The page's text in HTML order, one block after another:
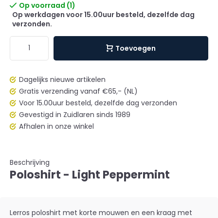
Op voorraad (1)
Op werkdagen voor 15.00uur besteld, dezelfde dag
verzonden.
Toevoegen
Dagelijks nieuwe artikelen
Gratis verzending vanaf €65,- (NL)
Voor 15.00uur besteld, dezelfde dag verzonden
Gevestigd in Zuidlaren sinds 1989
Afhalen in onze winkel
Beschrijving
Poloshirt - Light Peppermint
Lerros poloshirt met korte mouwen en een kraag met